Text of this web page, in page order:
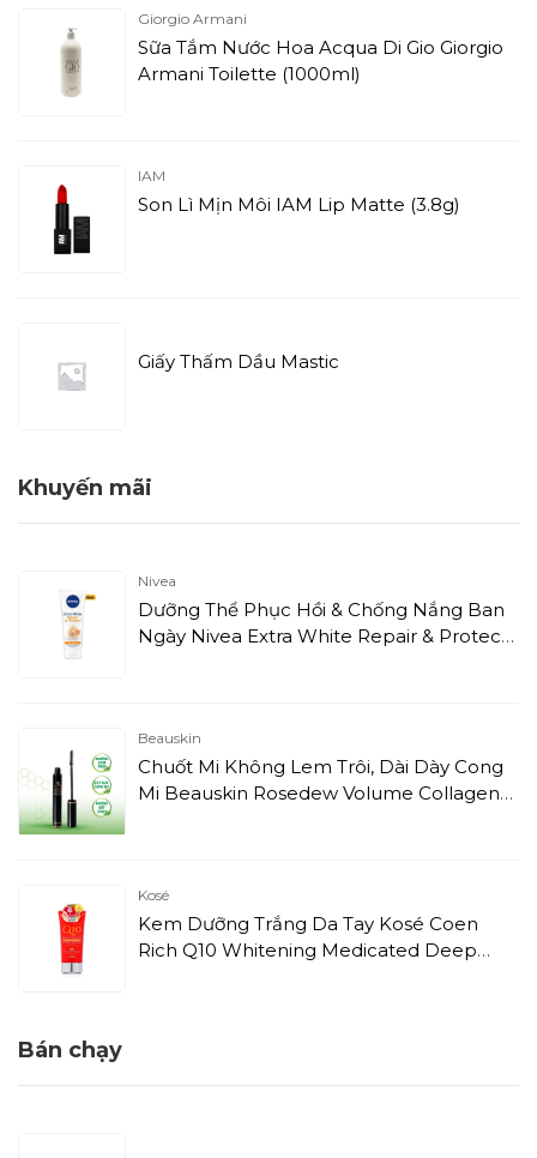
Giorgio Armani
Sữa Tắm Nước Hoa Acqua Di Gio Giorgio
Armani Toilette (1000ml)
IAM
Son Lì Mịn Môi IAM Lip Matte (3.8g)
Giấy Thấm Dầu Mastic
Khuyến mãi
Nivea
Dưỡng Thể Phục Hồi & Chống Nắng Ban
Ngày Nivea Extra White Repair & Protect
Beauskin
Chuốt Mi Không Lem Trôi, Dài Dày Cong
Mi Beauskin Rosedew Volume Collagen
Kosé
Kem Dưỡng Trắng Da Tay Kosé Coen
Rich Q10 Whitening Medicated Deep
Bán chạy